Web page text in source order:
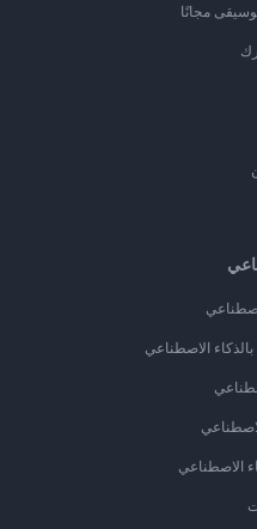
مجانًا
الاصطناعي
الاصطناعي